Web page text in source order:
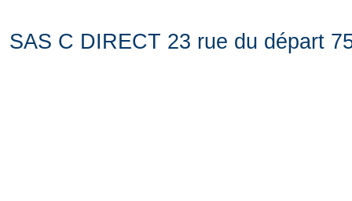
SAS C DIRECT 23 rue du départ